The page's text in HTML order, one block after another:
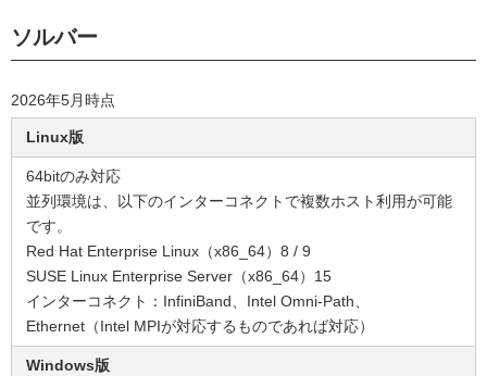
ソルバー
2026年5月時点
Linux版
64bitのみ対応
並列環境は、以下のインターコネクトで複数ホスト利用が可能
です。
Red Hat Enterprise Linux（x86_64）8 / 9
SUSE Linux Enterprise Server（x86_64）15
インターコネクト：InfiniBand、Intel Omni-Path、
Ethernet（Intel MPIが対応するものであれば対応）
Windows版